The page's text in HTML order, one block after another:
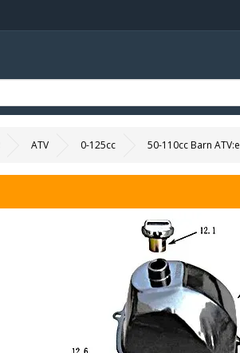
ATV 0-125cc 50-110cc Barn